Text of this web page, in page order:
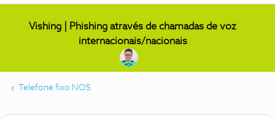
Vishing | Phishing através de chamadas de voz
internacionais/nacionais
Telefone fixo NOS